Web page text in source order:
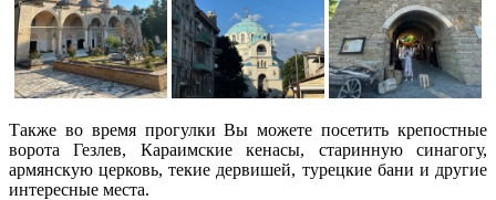
Также во время прогулки Вы можете посетить крепостные
ворота Гезлев, Караимские кенасы, старинную синагогу,
армянскую церковь, текие дервишей, турецкие бани и другие
интересные места.